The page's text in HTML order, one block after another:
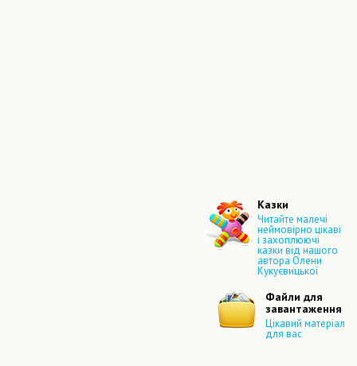
Казки
Читайте малечі
неймовірно цікаві
і захоплюючі
казки від нашого
автора Олени
Кукуєвицької
Файли для
завантаження
Цікавий матеріал
для вас